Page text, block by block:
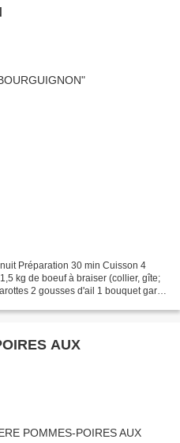
Préparation 30 min Cuisson 4
kg de boeuf à braiser (collier, gîte;
2 gousses d'ail 1 bouquet garni
AUX